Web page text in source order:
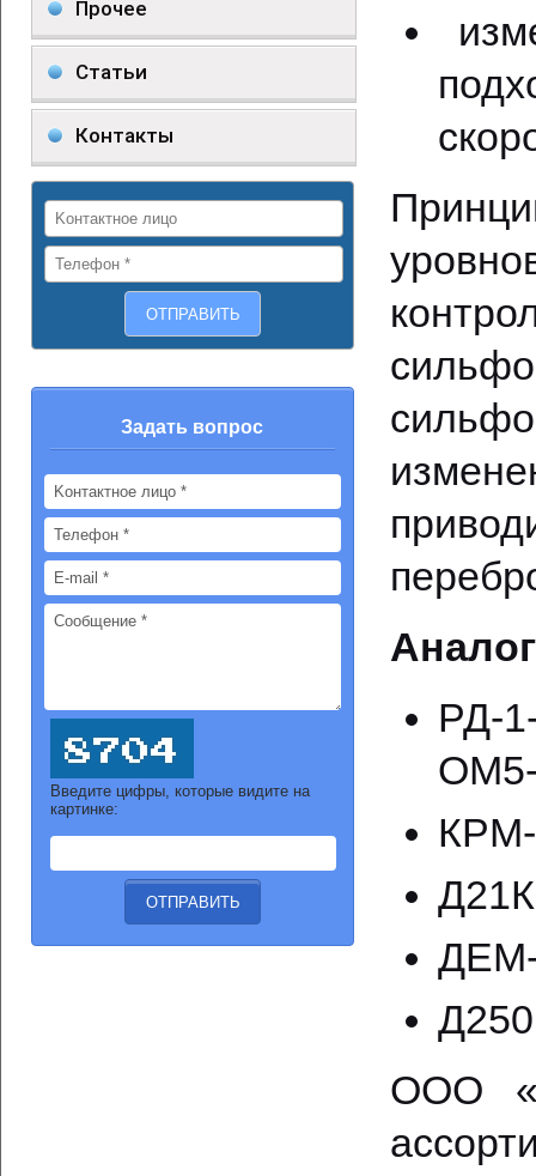
Прочее
Статьи
Контакты
Задать вопрос
Введите цифры, которые видите на
картинке:
РД-
ООО